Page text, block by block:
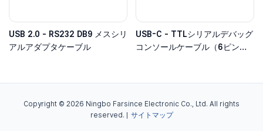
USB 2.0 - RS232 DB9 メスシリ
アルアダプタケーブル
USB-C - TTLシリアルデバッグ
コンソールケーブル（6ピンデ
Copyright © 2026 Ningbo Farsince Electronic Co., Ltd. All rights
reserved. |
サイトマップ